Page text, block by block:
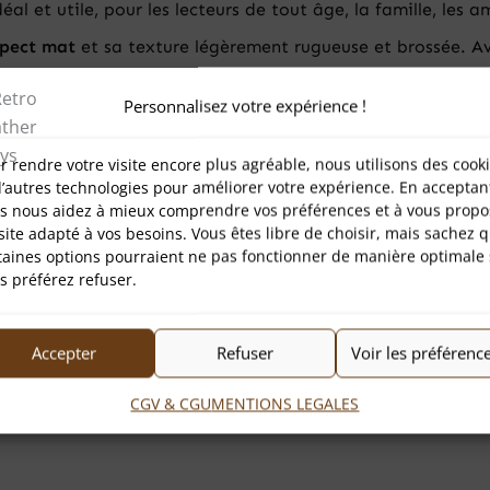
Personnalisez votre expérience !
rendre votre visite encore plus agréable, nous utilisons des
technologies pour améliorer votre expérience. En
nous aidez à mieux comprendre vos préférences et à vous
adapté à vos besoins. Vous êtes libre de choisir, mais sachez
options pourraient ne pas fonctionner de manière optimale
préférez refuser.
Accepter Refuser Voir les
CGV & CGUMENTIONS LEGALES
et utile, pour les lecteurs de tout âge, la famille, les
mat et sa texture légèrement rugueuse et brossée.
de la tannerie Badalassi Carlo.
naturels, ils peuvent présenter de légères
toujours de choisir les meilleures parties du cuir
et de l’aventure :
des grands espaces sauvages. Il passa des années à
pour que ces territoires restent intacts. Figure
des zones sauvages. Après sa disparition, un vaste
des grizzlis, loups, lynx, wapitis, élans et de
sincères et engagées de la conservation.